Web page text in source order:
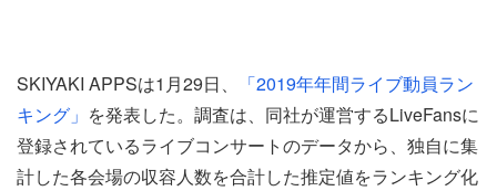
SKIYAKI APPSは1月29日、
「2019年年間ライブ動員ラン
キング」 を発表した。調査は、同社が運営するLiveFansに
登録されているライブコンサートのデータから、独自に集
計した各会場の収容人数を合計した推定値をランキング化